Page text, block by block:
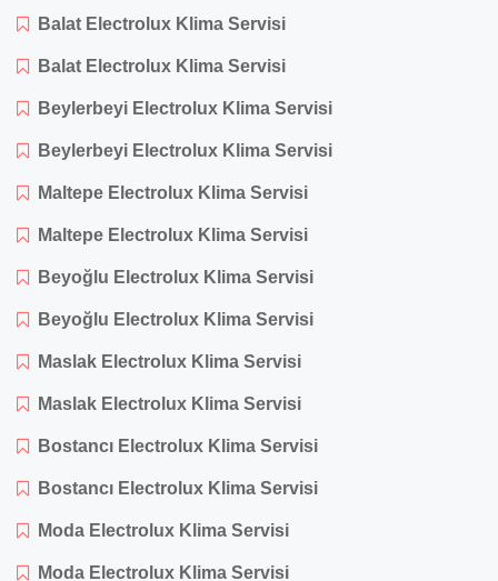
Balat Electrolux Klima Servisi
Balat Electrolux Klima Servisi
Beylerbeyi Electrolux Klima Servisi
Beylerbeyi Electrolux Klima Servisi
Maltepe Electrolux Klima Servisi
Maltepe Electrolux Klima Servisi
Beyoğlu Electrolux Klima Servisi
Beyoğlu Electrolux Klima Servisi
Maslak Electrolux Klima Servisi
Maslak Electrolux Klima Servisi
Bostancı Electrolux Klima Servisi
Bostancı Electrolux Klima Servisi
Moda Electrolux Klima Servisi
Moda Electrolux Klima Servisi